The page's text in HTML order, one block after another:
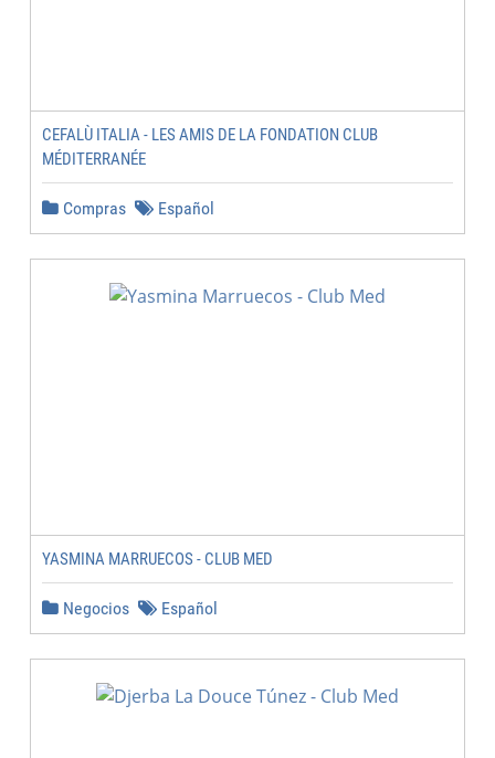
CEFALÙ ITALIA - LES AMIS DE LA FONDATION CLUB
MÉDITERRANÉE
Compras Español
YASMINA MARRUECOS - CLUB MED
Negocios Español